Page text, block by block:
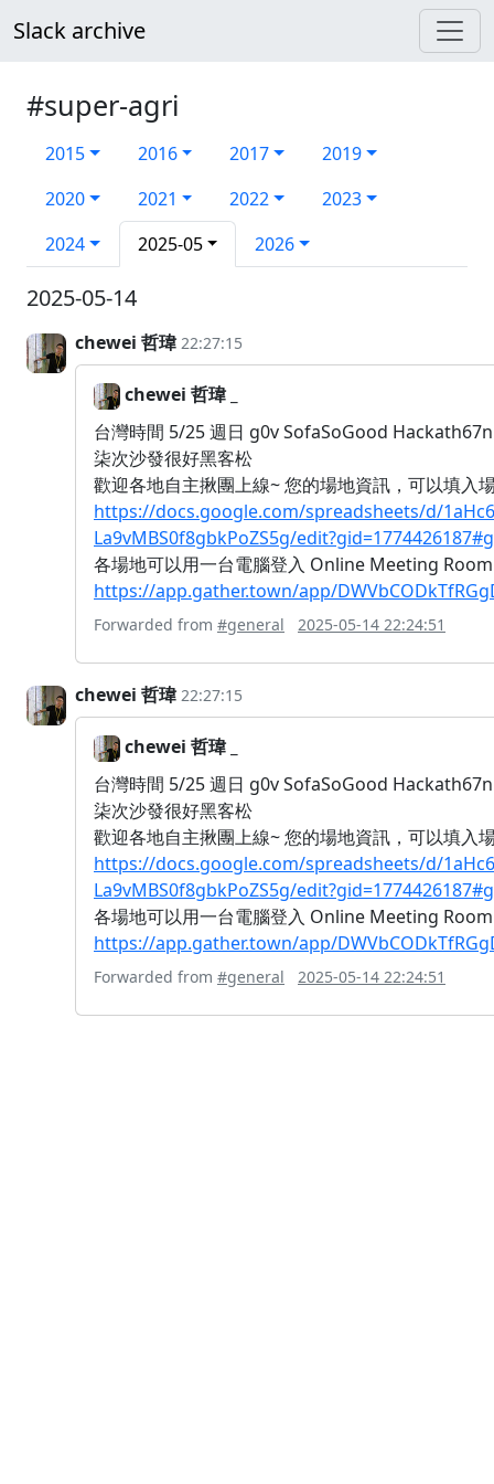
Slack archive
#super-agri
2015 2016 2017
2019
2020
2021 2022
2023
2024
2025-05 2026
2025-05-14
chewei 哲瑋 22:27:15
chewei 哲瑋 _
台灣時間 5/25 週日 g0v SofaSoGood
柒次沙發很好黑客松
歡迎各地自主揪團上線~ 您的場地資訊，可以填入
https://docs.google.com/spreadsheets/d/
La9vMBS0f8gbkPoZS5g/
各場地可以用一台電腦登入 Online Meeting
https://app.gather.town/app/
Forwarded from #general 2025-05-14 22:24:51
chewei 哲瑋 22:27:15
chewei 哲瑋 _
台灣時間 5/25 週日 g0v SofaSoGood
柒次沙發很好黑客松
歡迎各地自主揪團上線~ 您的場地資訊，可以填入
https://docs.google.com/spreadsheets/d/
La9vMBS0f8gbkPoZS5g/
各場地可以用一台電腦登入 Online Meeting
https://app.gather.town/app/
Forwarded from #general 2025-05-14 22:24:51